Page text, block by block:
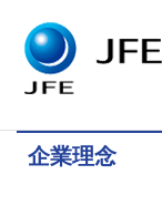
企業理念